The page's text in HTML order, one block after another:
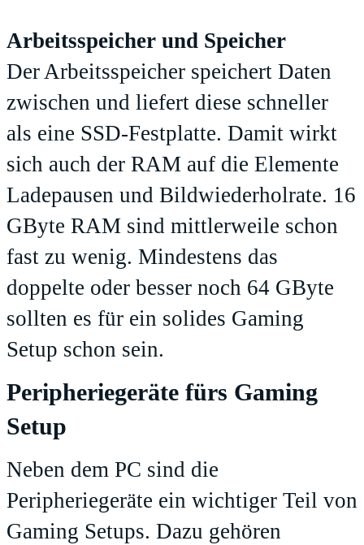
Arbeitsspeicher und Speicher
Der Arbeitsspeicher speichert Daten
zwischen und liefert diese schneller
als eine SSD-Festplatte. Damit wirkt
sich auch der RAM auf die Elemente
Ladepausen und Bildwiederholrate. 16
GByte RAM sind mittlerweile schon
fast zu wenig. Mindestens das
doppelte oder besser noch 64 GByte
sollten es für ein solides Gaming
Setup schon sein.
Peripheriegeräte fürs Gaming
Setup
Neben dem PC sind die
Peripheriegeräte ein wichtiger Teil von
Gaming Setups. Dazu gehören